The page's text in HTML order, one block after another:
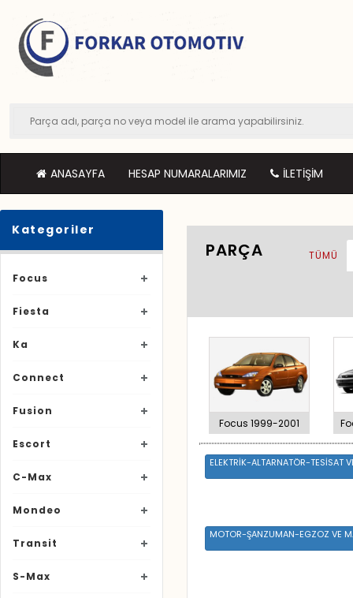
ANASAYFA HESAP NUMARALARIMIZ İLETIŞIM
Kategoriler
Focus
Fiesta
Ka
Connect
Fusion
Escort
C-Max
Mondeo
Transit
S-Max
PARÇA TÜMÜ
Focus 1999-2001
ELEKTRİK-ALTARNATÖR-TESİSAT
MOTOR-ŞANZUMAN-EGZOZ VE